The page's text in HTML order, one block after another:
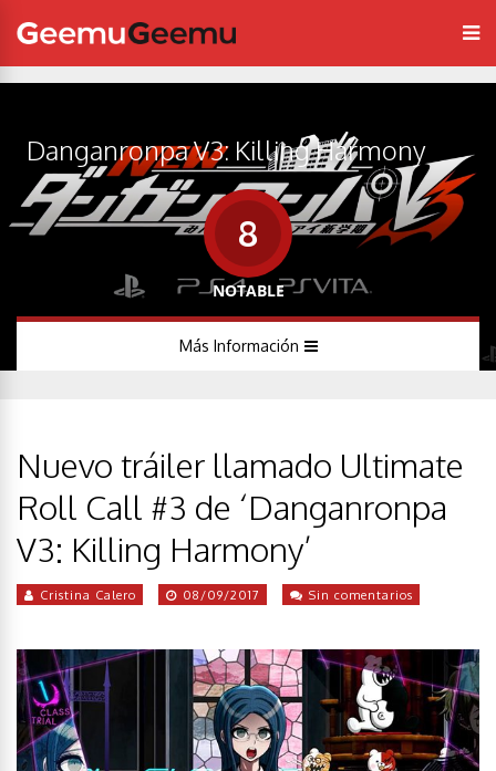
Danganronpa V3: Killing Harmony
8
NOTABLE
Más Información
Nuevo tráiler llamado Ultimate
Roll Call #3 de ‘Danganronpa
V3: Killing Harmony’
Cristina Calero 08/09/2017 Sin comentarios